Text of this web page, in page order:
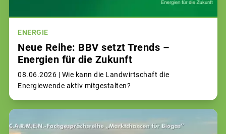
ENERGIE
Neue Reihe: BBV setzt Trends –
Energien für die Zukunft
08.06.2026 | Wie kann die Landwirtschaft die
Energiewende aktiv mitgestalten?